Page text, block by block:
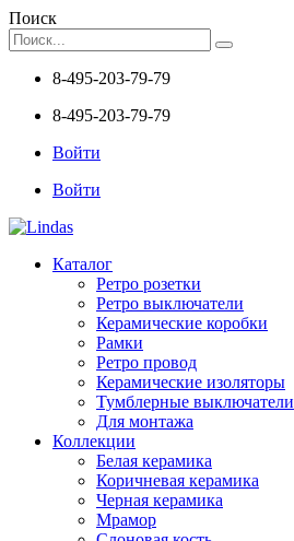
Поиск
8-495-203-79-79
8-495-203-79-79
Войти
Войти
Каталог
Ретро розетки
Ретро выключатели
Керамические коробки
Рамки
Ретро провод
Керамические изоляторы
Тумблерные выключатели
Для монтажа
Коллекции
Белая керамика
Коричневая керамика
Черная керамика
Мрамор